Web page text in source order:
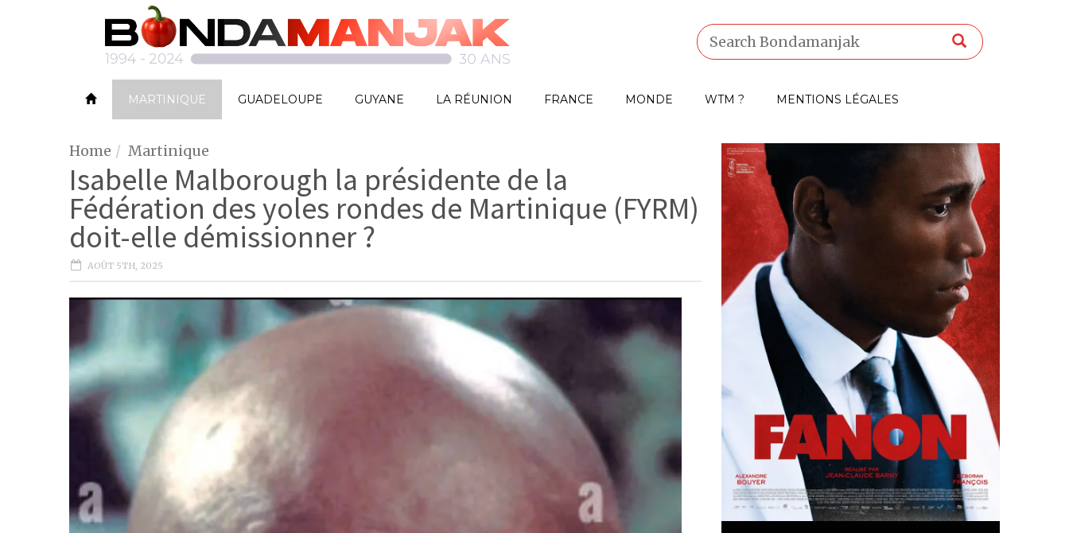
MARTINIQUE GUADELOUPE GUYANE LA RÉUNION FRANCE MONDE WTM ? MENTIONS LÉGALES
Home Martinique
Isabelle Malborough la présidente de la
Fédération des yoles rondes de Martinique (FYRM)
doit-elle démissionner ?
AOÛT 5TH, 2025